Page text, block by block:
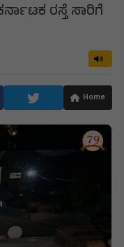
ರಸ್ತೆ ಸಾರಿಗೆ
Home